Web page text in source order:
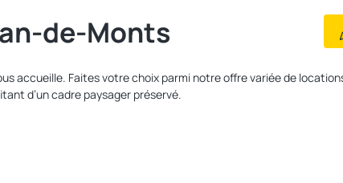
de-Monts
accueille. Faites votre choix parmi notre offre variée de
d’un cadre paysager préservé.